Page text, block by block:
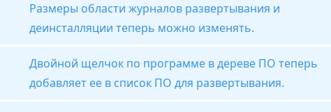
Размеры области журналов развертывания и
деинсталляции теперь можно изменять.
Двойной щелчок по программе в дереве ПО теперь
добавляет ее в список ПО для развертывания.